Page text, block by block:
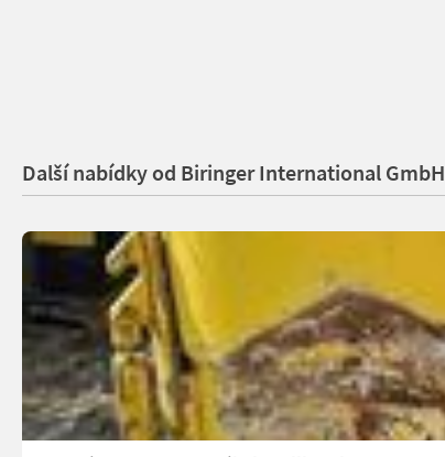
Další nabídky od Biringer International GmbH